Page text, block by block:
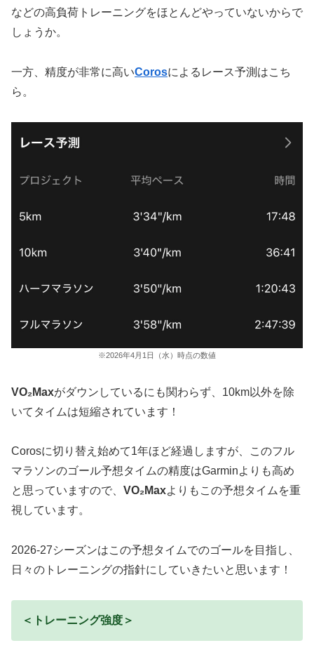
などの高負荷トレーニングをほとんどやっていないからで
しょうか。
一方、精度が非常に高いCorosによるレース予測はこち
ら。
※2026年4月1日（水）時点の数値
VO₂Maxがダウンしているにも関わらず、10km以外を除
いてタイムは短縮されています！
Corosに切り替え始めて1年ほど経過しますが、このフル
マラソンのゴール予想タイムの精度はGarminよりも高め
と思っていますので、 VO₂Maxよりもこの予想タイムを重
視しています。
2026-27シーズンはこの予想タイムでのゴールを目指し、
日々のトレーニングの指針にしていきたいと思います！
＜トレーニング強度＞